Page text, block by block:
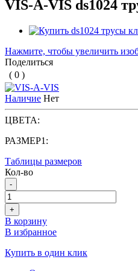
VIS-A-VIS ds1024
Нажмите, чтобы увеличить
Поделиться
( 0 )
Наличие Нет
ЦВЕТА:
РАЗМЕР1:
Таблицы размеров
Кол-во
-
+
В корзину
В избранное
Купить в один клик